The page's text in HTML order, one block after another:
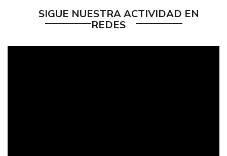
SIGUE NUESTRA ACTIVIDAD EN
REDES